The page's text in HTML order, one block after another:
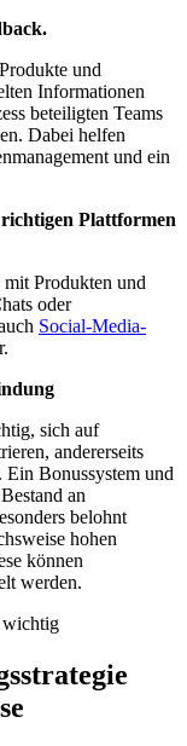
und
Informationen
beteiligten Teams
Dabei helfen
und ein
Plattformen
Produkten und
oder
Social-Media-
sich auf
andererseits
Ein Bonussystem und
an
belohnt
hohen
können
werden.